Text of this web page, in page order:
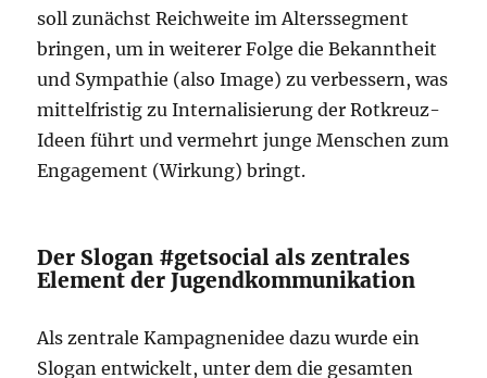
soll zunächst Reichweite im Alterssegment
bringen, um in weiterer Folge die Bekanntheit
und Sympathie (also Image) zu verbessern, was
mittelfristig zu Internalisierung der Rotkreuz-
Ideen führt und vermehrt junge Menschen zum
Engagement (Wirkung) bringt.
Der Slogan #getsocial als zentrales
Element der Jugendkommunikation
Als zentrale Kampagnenidee dazu wurde ein
Slogan entwickelt, unter dem die gesamten